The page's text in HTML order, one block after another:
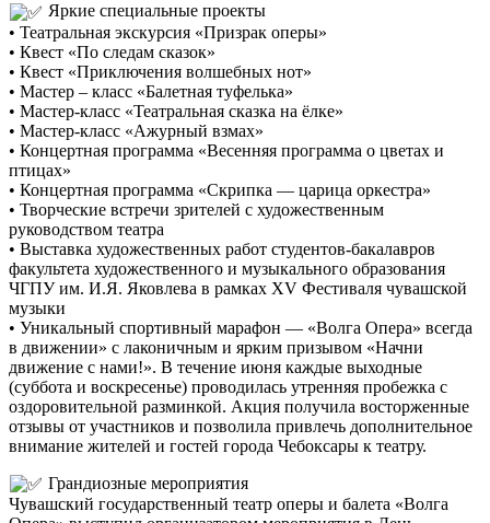
Яркие специальные проекты
• Театральная экскурсия «Призрак оперы»
• Квест «По следам сказок»
• Квест «Приключения волшебных нот»
• Мастер – класс «Балетная туфелька»
• Мастер-класс «Театральная сказка на ёлке»
• Мастер-класс «Ажурный взмах»
• Концертная программа «Весенняя программа о цветах и
птицах»
• Концертная программа «Скрипка — царица оркестра»
• Творческие встречи зрителей с художественным
руководством театра
• Выставка художественных работ студентов-бакалавров
факультета художественного и музыкального образования
ЧГПУ им. И.Я. Яковлева в рамках XV Фестиваля чувашской
музыки
• Уникальный спортивный марафон — «Волга Опера» всегда
в движении» с лаконичным и ярким призывом «Начни
движение с нами!». В течение июня каждые выходные
(суббота и воскресенье) проводилась утренняя пробежка с
оздоровительной разминкой. Акция получила восторженные
отзывы от участников и позволила привлечь дополнительное
внимание жителей и гостей города Чебоксары к театру.
Грандиозные мероприятия
Чувашский государственный театр оперы и балета «Волга